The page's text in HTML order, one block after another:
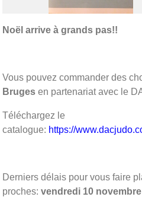
Noël arrive à grands pas!!
Vous pouvez commander des
Bruges en partenariat avec le
Téléchargez le
catalogue: https://
Derniers délais pour vous faire
proches: vendredi 10